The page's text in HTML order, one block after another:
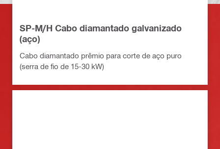
SP-M/H Cabo diamantado galvanizado
(aço)
Cabo diamantado prêmio para corte de aço puro
(serra de fio de 15-30 kW)